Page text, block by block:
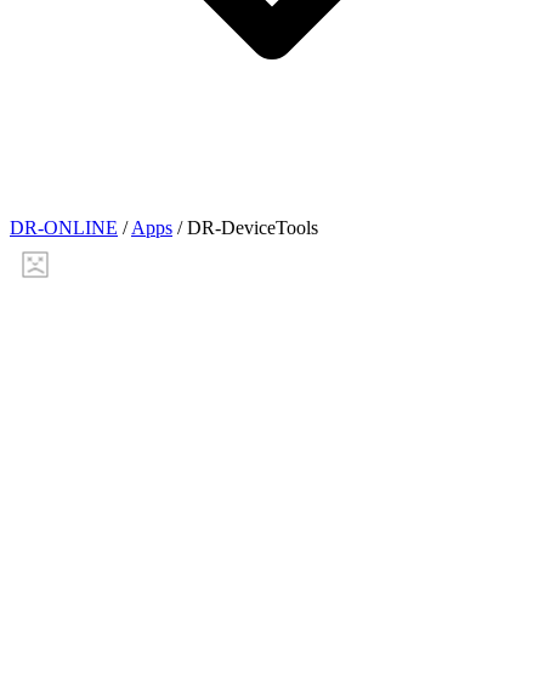
DR-ONLINE / Apps / DR-DeviceTools